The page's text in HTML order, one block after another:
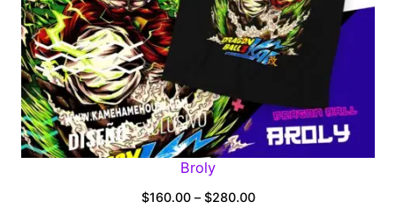
Broly
$160.00 – $280.00Price